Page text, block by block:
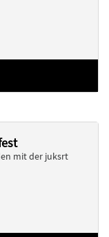
mit der juksrt